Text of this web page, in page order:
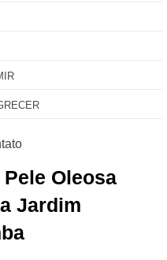
Oleosa
Jardim